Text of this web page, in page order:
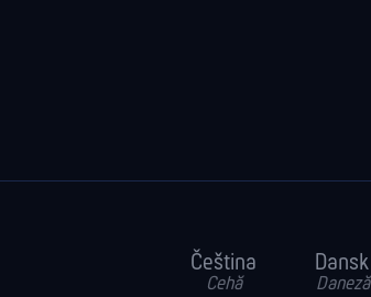
Čeština
Cehă
Dansk
Daneză